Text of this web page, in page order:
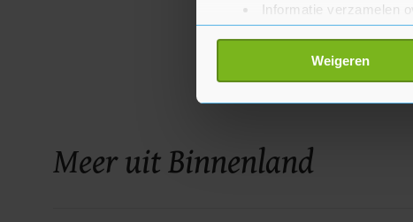
Informatie verzamelen
Uw apparaat
Lees meer over hoe uw
toestemming op elk moment
Weigeren
Meer uit Binnenland